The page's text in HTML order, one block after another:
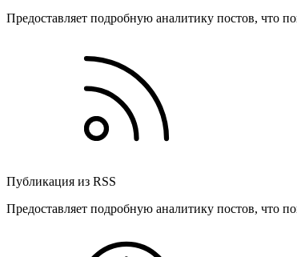
Предоставляет подробную аналитику постов, что
Публикация из RSS
Предоставляет подробную аналитику постов, что